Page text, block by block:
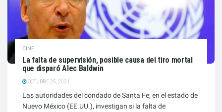
CINE
La falta de supervisión, posible causa del tiro mortal
que disparó Alec Baldwin
OCTUBRE 25, 2021
Las autoridades del condado de Santa Fe, en el estado de
Nuevo México (EE.UU.), investigan si la falta de